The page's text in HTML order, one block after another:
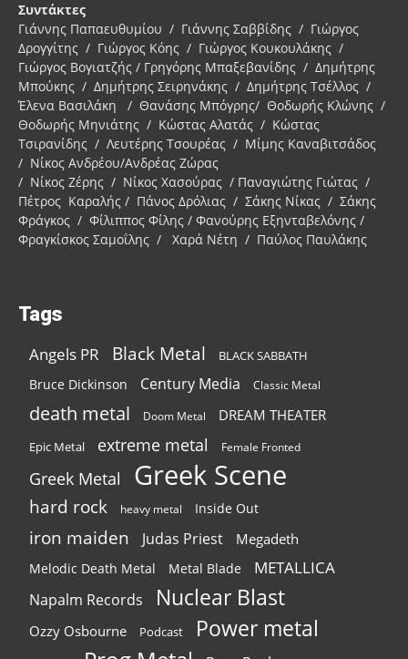
Συντάκτες
Γιάννης Παπαευθυμίου / Γιάννης Σαββίδης / Γιώργος
Δρογγίτης / Γιώργος Κόης / Γιώργος Κουκουλάκης /
Γιώργος Βογιατζής / Γρηγόρης Μπαξεβανίδης / Δημήτρης
Μπούκης / Δημήτρης Σειρηνάκης / Δημήτρης Τσέλλος /
Έλενα Βασιλάκη / Θανάσης Μπόγρης/ Θοδωρής Κλώνης /
Θοδωρής Μηνιάτης / Κώστας Αλατάς / Κώστας
Τσιρανίδης / Λευτέρης Τσουρέας / Μίμης Καναβιτσάδος
/ Νίκος Ανδρέου/Ανδρέας Ζώρας
/ Νίκος Ζέρης / Νίκος Χασούρας / Παναγιώτης Γιώτας /
Πέτρος Καραλής / Πάνος Δρόλιας / Σάκης Νίκας / Σάκης
Φράγκος / Φίλιππος Φίλης / Φανούρης Εξηνταβελόνης /
Φραγκίσκος Σαμοΐλης / Χαρά Νέτη / Παύλος Παυλάκης
Tags
Angels PR Black Metal BLACK SABBATH
Bruce Dickinson Century Media Classic Metal
death metal Doom Metal DREAM THEATER
Epic Metal extreme metal Female Fronted
Greek Metal Greek Scene
hard rock heavy metal Inside Out
iron maiden Judas Priest Megadeth
Melodic Death Metal Metal Blade METALLICA
Napalm Records Nuclear Blast
Ozzy Osbourne Podcast Power metal